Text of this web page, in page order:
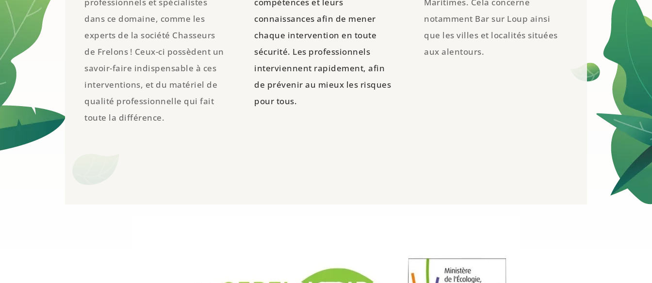
dans ce domaine, comme les
experts de la société Chasseurs
de Frelons ! Ceux-ci possèdent un
savoir-faire indispensable à ces
interventions, et du matériel de
qualité professionnelle qui fait
toute la différence.
connaissances afin de mener
chaque intervention en toute
sécurité. Les professionnels
interviennent rapidement, afin
de prévenir au mieux les risques
pour tous.
notamment Bar sur Loup ainsi
que les villes et localités situées
aux alentours.